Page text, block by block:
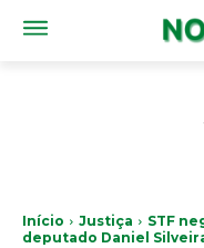
Início Justiça
STF
deputado Daniel